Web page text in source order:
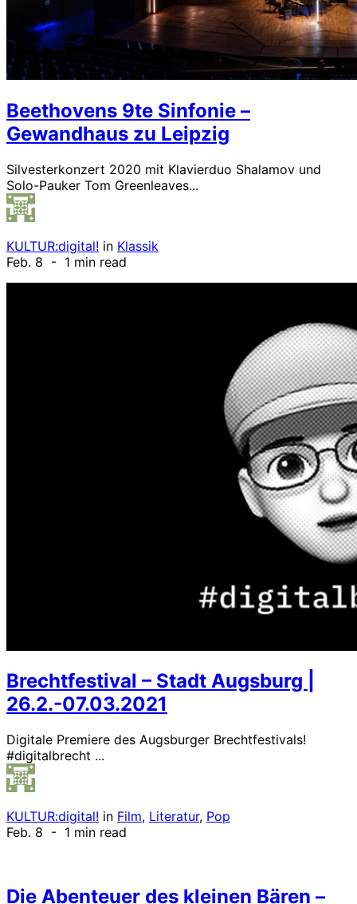
Beethovens 9te Sinfonie –
Gewandhaus zu Leipzig
Silvesterkonzert 2020 mit Klavierduo Shalamov und
Solo-Pauker Tom Greenleaves...
KULTUR:digital! in Klassik
Feb. 8 - 1 min read
Brechtfestival – Stadt Augsburg |
26.2.-07.03.2021
Digitale Premiere des Augsburger Brechtfestivals!
#digitalbrecht ...
KULTUR:digital! in Film, Literatur, Pop
Feb. 8 - 1 min read
Die Abenteuer des kleinen Bären –